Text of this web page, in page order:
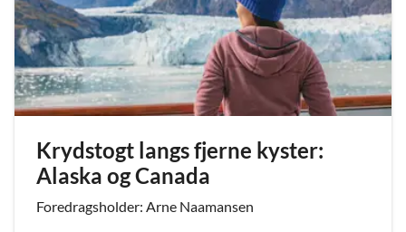
Krydstogt langs fjerne kyster:
Alaska og Canada
Foredragsholder: Arne Naamansen